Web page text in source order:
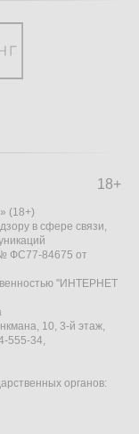
18+
(18+)
в сфере связи,
ФС77-84675 от
"ИНТЕРНЕТ
10, 3-й этаж,
555-34,
органов: